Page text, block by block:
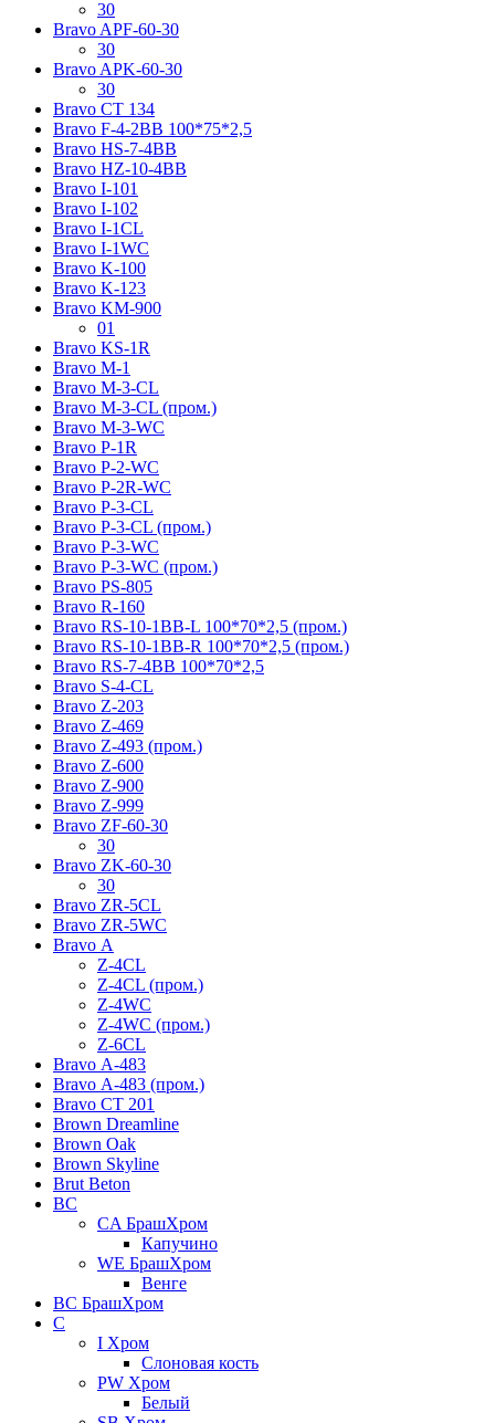
30
Bravo AРF-60-30
30
Bravo AРK-60-30
30
Bravo CT 134
Bravo F-4-2BB 100*75*2,5
Bravo HS-7-4BB
Bravo HZ-10-4BB
Bravo I-101
Bravo I-102
Bravo I-1CL
Bravo I-1WC
Bravo K-100
Bravo K-123
Bravo KM-900
01
Bravo KS-1R
Bravo M-1
Bravo M-3-CL
Bravo M-3-CL (пром.)
Bravo M-3-WC
Bravo P-1R
Bravo P-2-WC
Bravo P-2R-WC
Bravo P-3-CL
Bravo P-3-CL (пром.)
Bravo P-3-WC
Bravo P-3-WC (пром.)
Bravo PS-805
Bravo R-160
Bravo RS-10-1BB-L 100*70*2,5 (пром.)
Bravo RS-10-1BB-R 100*70*2,5 (пром.)
Bravo RS-7-4BB 100*70*2,5
Bravo S-4-CL
Bravo Z-203
Bravo Z-469
Bravo Z-493 (пром.)
Bravo Z-600
Bravo Z-900
Bravo Z-999
Bravo ZF-60-30
30
Bravo ZK-60-30
30
Bravo ZR-5CL
Bravo ZR-5WC
Bravo А
Z-4CL
Z-4CL (пром.)
Z-4WC
Z-4WC (пром.)
Z-6CL
Bravo А-483
Bravo А-483 (пром.)
Bravo СТ 201
Brown Dreamline
Brown Oak
Brown Skyline
Brut Beton
BС
CA БрашХром
Капучино
WE БрашХром
Венге
BС БрашХром
C
I Хром
Слоновая кость
PW Хром
Белый